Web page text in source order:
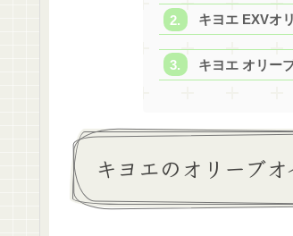
キヨエ EXVオ
キヨエ オリー
キヨエのオリーブオ